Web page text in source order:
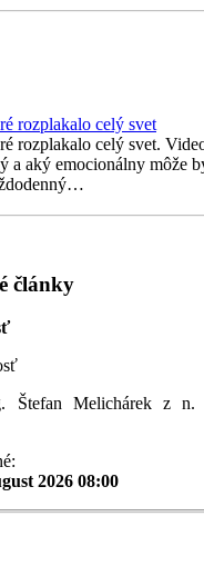
rozplakalo celý svet
rozplakalo celý svet.
a aký emocionálny môže
články
Štefan Melichárek z
2026 08:00